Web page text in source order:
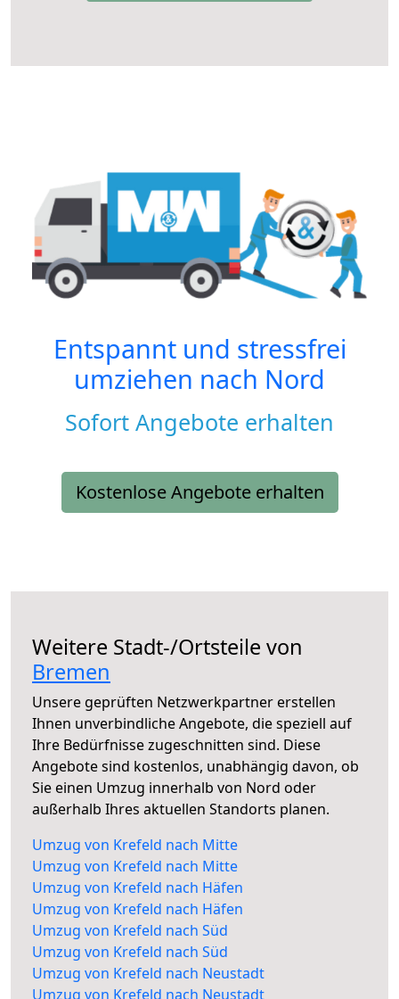
Entspannt und stressfrei
umziehen nach Nord
Sofort Angebote erhalten
Kostenlose Angebote erhalten
Weitere Stadt-/Ortsteile von
Bremen
Unsere geprüften Netzwerkpartner erstellen
Ihnen unverbindliche Angebote, die speziell auf
Ihre Bedürfnisse zugeschnitten sind. Diese
Angebote sind kostenlos, unabhängig davon, ob
Sie einen Umzug innerhalb von Nord oder
außerhalb Ihres aktuellen Standorts planen.
Umzug von Krefeld nach Mitte
Umzug von Krefeld nach Mitte
Umzug von Krefeld nach Häfen
Umzug von Krefeld nach Häfen
Umzug von Krefeld nach Süd
Umzug von Krefeld nach Süd
Umzug von Krefeld nach Neustadt
Umzug von Krefeld nach Neustadt